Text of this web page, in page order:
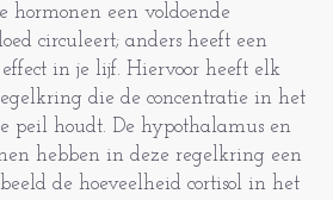
hormonen een voldoende
circuleert; anders heeft een
in je lijf. Hiervoor heeft elk
die de concentratie in het
peil houdt. De hypothalamus en
hebben in deze regelkring een
de hoeveelheid cortisol in het